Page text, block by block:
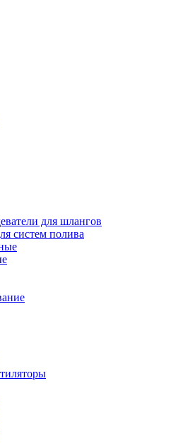
для шлангов
систем полива